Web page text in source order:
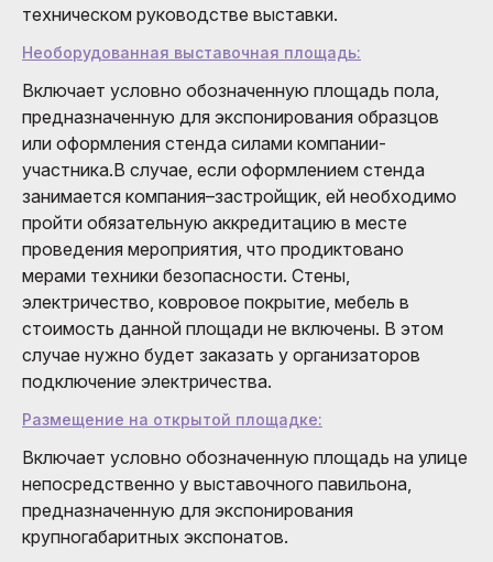
техническом руководстве выставки.
Необорудованная выставочная площадь:
Включает условно обозначенную площадь пола,
предназначенную для экспонирования образцов
или оформления стенда силами компании-
участника.В случае, если оформлением стенда
занимается компания–застройщик, ей необходимо
пройти обязательную аккредитацию в месте
проведения мероприятия, что продиктовано
мерами техники безопасности. Стены,
электричество, ковровое покрытие, мебель в
стоимость данной площади не включены. В этом
случае нужно будет заказать у организаторов
подключение электричества.
Размещение на открытой площадке:
Включает условно обозначенную площадь на улице
непосредственно у выставочного павильона,
предназначенную для экспонирования
крупногабаритных экспонатов.